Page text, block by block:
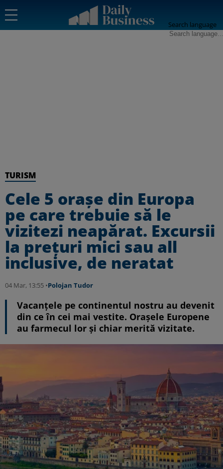
Search language
TURISM
Cele 5 orașe din Europa
pe care trebuie să le
vizitezi neapărat. Excursii
la prețuri mici sau all
inclusive, de neratat
04 Mar, 13:55 •Polojan Tudor
Vacanțele pe continentul nostru au devenit
din ce în cei mai vestite. Orașele Europene
au farmecul lor și chiar merită vizitate.